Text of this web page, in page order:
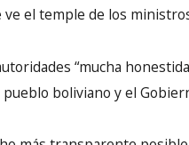
ve el temple de los
“mucha
boliviano y el